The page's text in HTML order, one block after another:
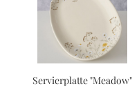
Servierplatte "Meadow"